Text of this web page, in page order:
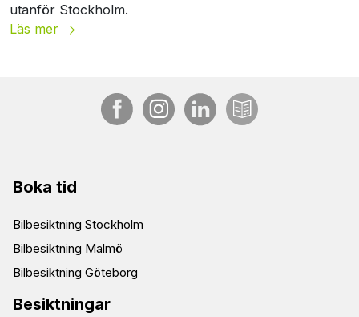
utanför Stockholm.
Läs mer
Boka tid
Bilbesiktning Stockholm
Bilbesiktning Malmö
Bilbesiktning Göteborg
Besiktningar